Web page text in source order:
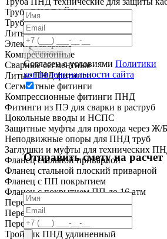
Труба ЭКОЛАЙН
Труба ГОСТ Р МЭК
Литые
Электросварные
Компрессионные
Сварные сегментные
Литые ПНД фитинги
Сегментные фитинги
Компрессионные фитинги ПНД
Фитинги из ПЭ для сварки в раструб
Цокольные вводы и НСПС
Защитные муфты для прохода через Ж/
Неподвижные опоры для ПНД труб
Заглушки и муфты для технических
Фланец стальной приварной
Фланец стальной плоский приварной
Фланец с ПП покрытием
Фланец с покрытием ПП до 16 атм
Переход ПНД короткий
Переход ПНД удлиненный
Переход ПЭ сталь
Тройник ПНД удлиненный
Согласен с условиями Политики
конфиденциальности сайта
Отправить смету на расчет